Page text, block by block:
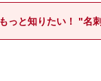
もっと知りたい！ "名